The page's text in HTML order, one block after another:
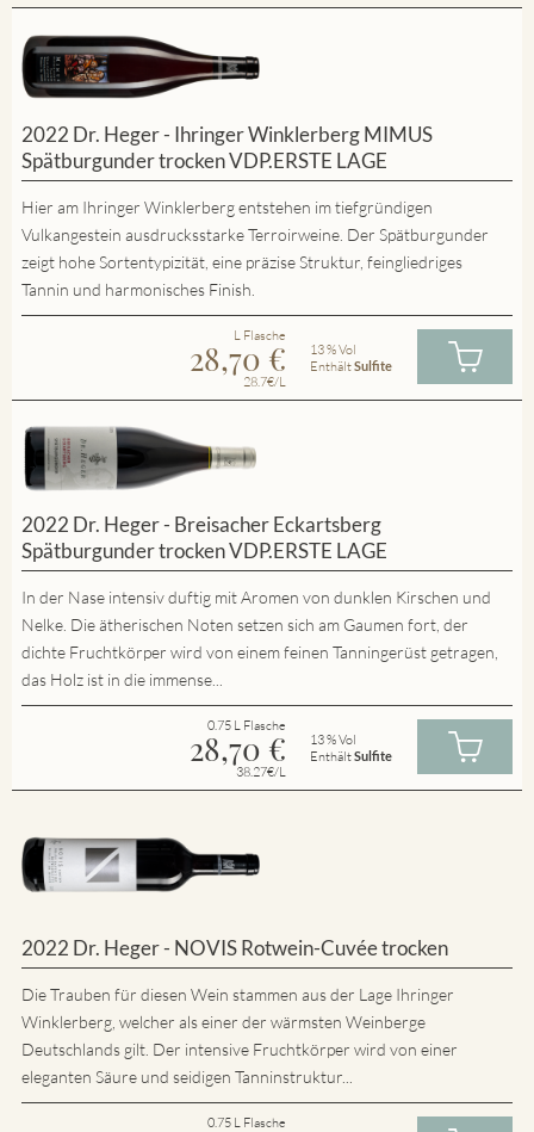
2022 Dr. Heger - Ihringer Winklerberg MIMUS
Spätburgunder trocken VDP.ERSTE LAGE
Hier am Ihringer Winklerberg entstehen im tiefgründigen
Vulkangestein ausdrucksstarke Terroirweine. Der Spätburgunder
zeigt hohe Sortentypizität, eine präzise Struktur, feingliedriges
Tannin und harmonisches Finish.
L Flasche
28,70 €
28.7€/L
13 % Vol
EnthältSulfite
2022 Dr. Heger - Breisacher Eckartsberg
Spätburgunder trocken VDP.ERSTE LAGE
In der Nase intensiv duftig mit Aromen von dunklen Kirschen und
Nelke. Die ätherischen Noten setzen sich am Gaumen fort, der
dichte Fruchtkörper wird von einem feinen Tanningerüst getragen,
das Holz ist in die immense...
0.75 L Flasche
28,70 €
38.27€/L
13 % Vol
EnthältSulfite
2022 Dr. Heger - NOVIS Rotwein-Cuvée trocken
Die Trauben für diesen Wein stammen aus der Lage Ihringer
Winklerberg, welcher als einer der wärmsten Weinberge
Deutschlands gilt. Der intensive Fruchtkörper wird von einer
eleganten Säure und seidigen Tanninstruktur...
0.75 L Flasche